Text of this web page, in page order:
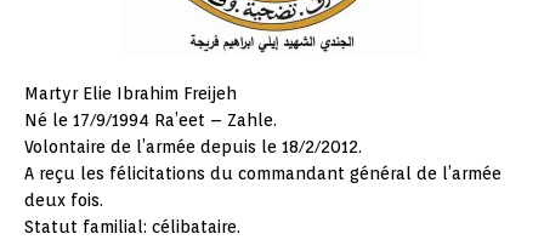
Martyr Elie Ibrahim Freijeh
Né le 17/9/1994 Ra’eet – Zahle.
Volontaire de l’armée depuis le 18/2/2012.
A reçu les félicitations du commandant général de l’armée
deux fois.
Statut familial: célibataire.